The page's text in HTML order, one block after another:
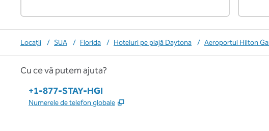
Locații / SUA / Florida / Hoteluri pe plajă Daytona / Aeroportul Hilton
Cu ce vă putem ajuta?
Telefon:
+1-877-STAY-HGI
Numerele de telefon globale ,